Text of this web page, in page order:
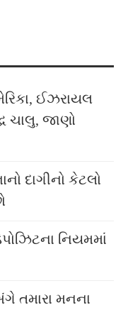
ઈઝરાયલ
ચાલુ, જાણો
દાગીનો કેટલો
નિયમમાં
તમારા મનના